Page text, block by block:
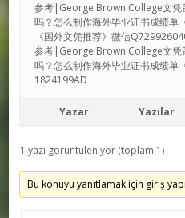
参考|George Brown College文凭
吗？怎么制作海外毕业证书成绩单
《国外文凭推荐》微信
参考|George Brown College文凭
吗？怎么制作海外毕业证书成绩单
1824199AD
Yazar Yazılar
1 yazı görüntüleniyor (toplam 1)
Bu konuyu yanıtlamak için giriş